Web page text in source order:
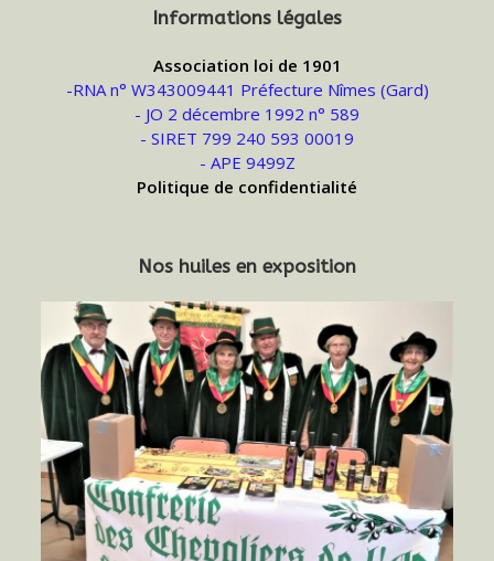
Informations légales
Association loi de 1901
-RNA n° W343009441 Préfecture Nîmes (Gard)
- JO 2 décembre 1992 n° 589
- SIRET 799 240 593 00019
- APE 9499Z
Politique de confidentialité
Nos huiles en exposition